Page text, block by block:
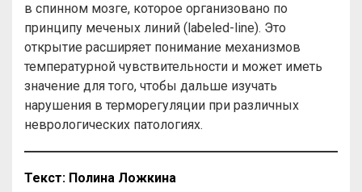
в спинном мозге, которое организовано по
принципу меченых линий (labeled-line). Это
открытие расширяет понимание механизмов
температурной чувствительности и может иметь
значение для того, чтобы дальше изучать
нарушения в терморегуляции при различных
неврологических патологиях.
Текст: Полина Ложкина